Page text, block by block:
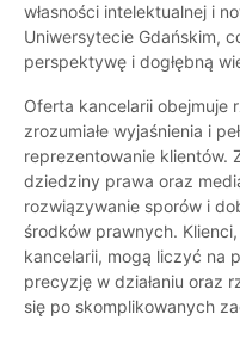
własności intelektualnej i
Uniwersytecie Gdańskim,
perspektywę i dogłębną
Oferta kancelarii obejmuje
zrozumiałe wyjaśnienia i
reprezentowanie klientów.
dziedziny prawa oraz
rozwiązywanie sporów i
środków prawnych.
kancelarii, mogą liczyć na
precyzję w działaniu oraz
się po skomplikowanych